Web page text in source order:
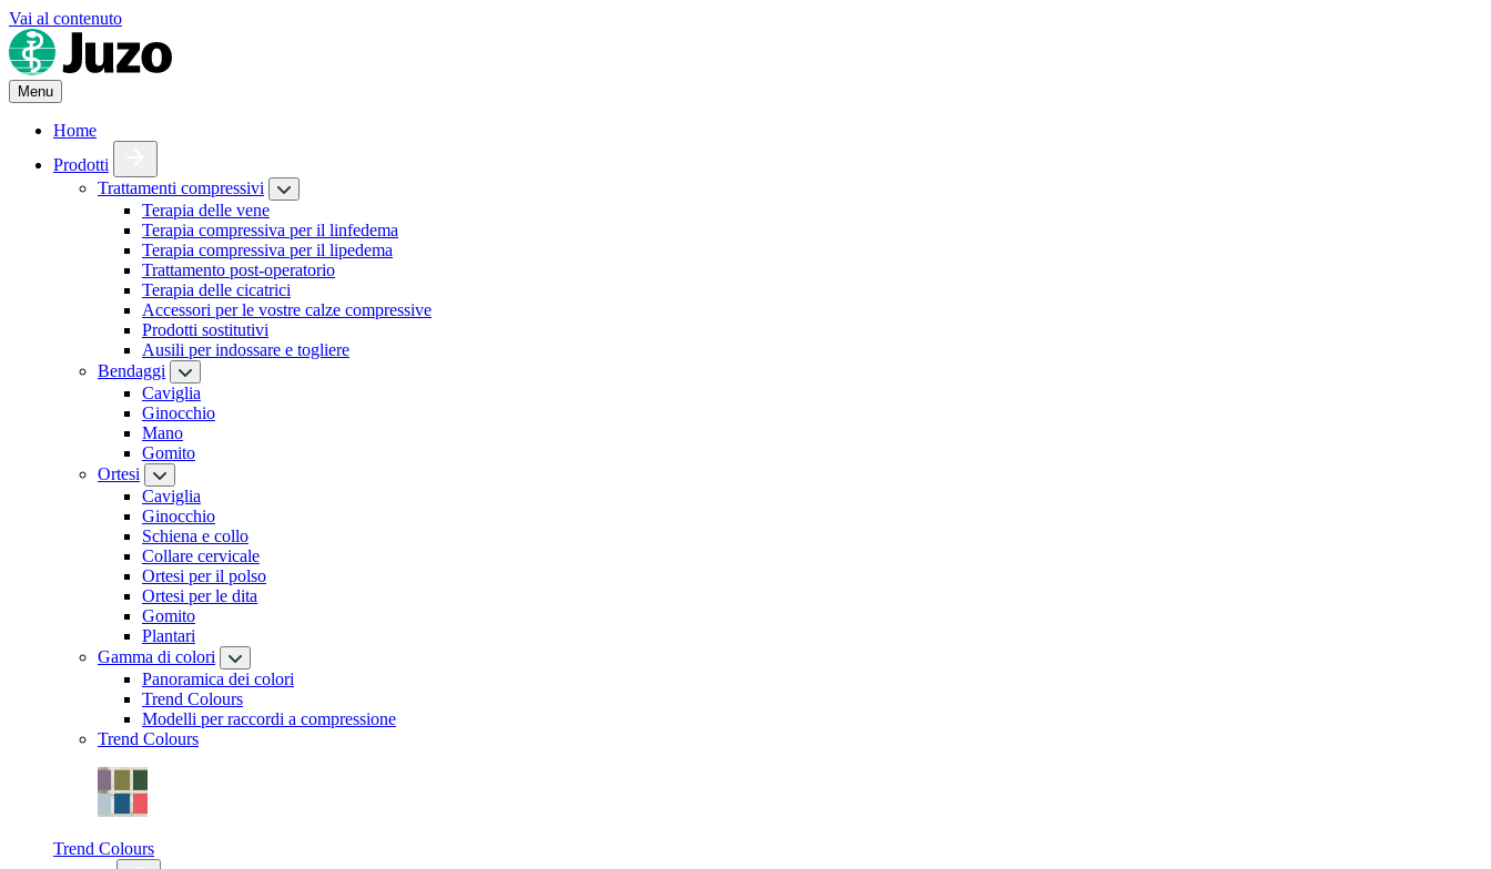
Vai al contenuto
Menu
Home
Prodotti
Trattamenti compressivi
Terapia delle vene
Terapia compressiva per il linfedema
Terapia compressiva per il lipedema
Trattamento post-operatorio
Terapia delle cicatrici
Accessori per le vostre calze compressive
Prodotti sostitutivi
Ausili per indossare e togliere
Bendaggi
Caviglia
Ginocchio
Mano
Gomito
Ortesi
Caviglia
Ginocchio
Schiena e collo
Collare cervicale
Ortesi per il polso
Ortesi per le dita
Gomito
Plantari
Gamma di colori
Panoramica dei colori
Trend Colours
Modelli per raccordi a compressione
Trend Colours
Trend Colours